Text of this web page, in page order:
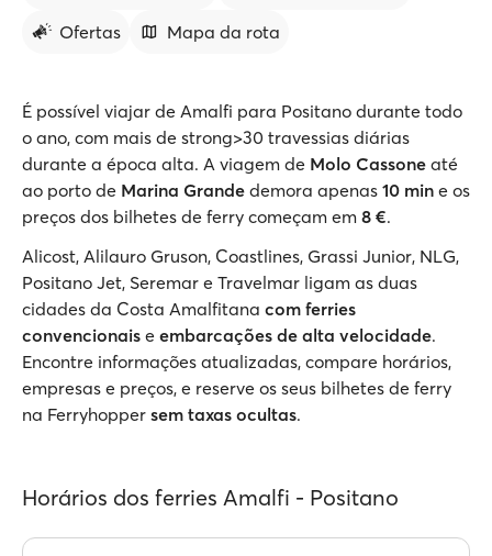
Ofertas
Mapa da rota
É possível viajar de Amalfi para Positano durante todo
o ano, com mais de strong>30 travessias diárias
durante a época alta. A viagem de Molo Cassone até
ao porto de Marina Grande demora apenas 10 min e os
preços dos bilhetes de ferry começam em 8 €.
Alicost, Alilauro Gruson, Coastlines, Grassi Junior, NLG,
Positano Jet, Seremar e Travelmar ligam as duas
cidades da Costa Amalfitana com ferries
convencionais e embarcações de alta velocidade.
Encontre informações atualizadas, compare horários,
empresas e preços, e reserve os seus bilhetes de ferry
na Ferryhopper sem taxas ocultas.
Horários dos ferries Amalfi - Positano